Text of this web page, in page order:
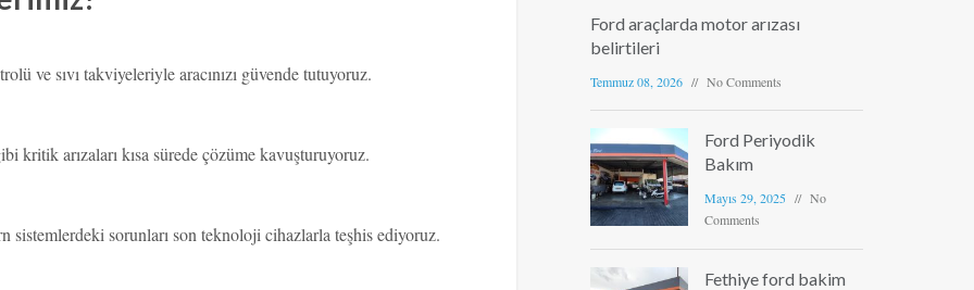
ve sıvı takviyeleriyle aracınızı güvende tutuyoruz.
kritik arızaları kısa sürede çözüme kavuşturuyoruz.
sistemlerdeki sorunları son teknoloji cihazlarla teşhis ediyoruz.
Ford araçlarda motor arızası
belirtileri
Temmuz 08, 2026 No Comments
Ford Periyodik
Bakım
Mayıs 29, 2025
No
Comments
Fethiye ford bakim